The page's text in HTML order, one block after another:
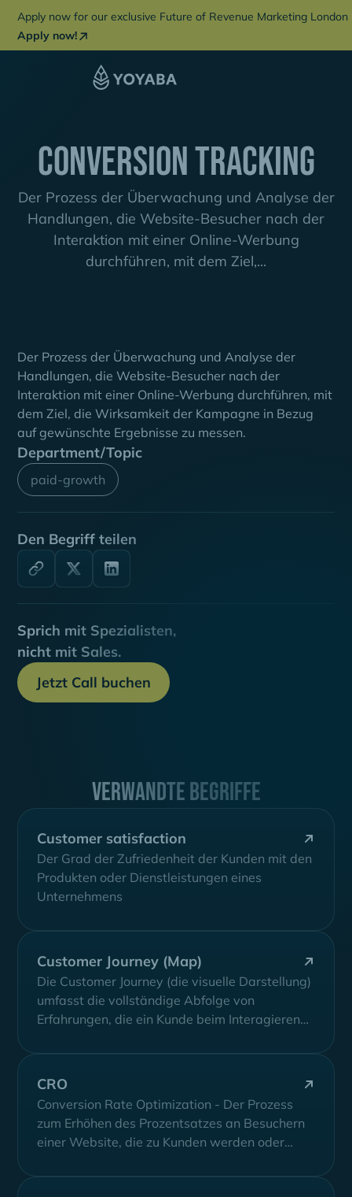
Apply now for our exclusive Future of Revenue Marketing
Apply now!
Conversion Tracking
Der Prozess der Überwachung und Analyse der
Handlungen, die Website-Besucher nach der
Interaktion mit einer Online-Werbung
durchführen, mit dem Ziel,...
Department/Topic
paid-growth
Den Begriff teilen
Sprich mit Spezialisten,
nicht mit Sales.
Jetzt Call buchen
Der Prozess der Überwachung und Analyse der
Handlungen, die Website-Besucher nach der
Interaktion mit einer Online-Werbung durchführen, mit
dem Ziel, die Wirksamkeit der Kampagne in Bezug
auf gewünschte Ergebnisse zu messen.
Verwandte Begriffe
Customer satisfaction
Der Grad der Zufriedenheit der Kunden mit den
Produkten oder Dienstleistungen eines
Unternehmens
Customer Journey (Map)
Die Customer Journey (die visuelle Darstellung)
umfasst die vollständige Abfolge von
Erfahrungen, die ein Kunde beim Interagieren
CRO
Conversion Rate Optimization - Der Prozess
zum Erhöhen des Prozentsatzes an Besuchern
einer Website, die zu Kunden werden oder